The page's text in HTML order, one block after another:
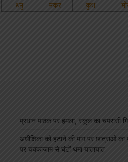
प्रधान पाठक पर हमला, स्कूल का चपरासी
अधीक्षिका को हटाने की मांग पर छात्राओं
पर चक्काजाम से घंटों थमा यातायात